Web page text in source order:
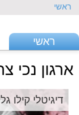
ראשי
ראשי
ארגון נכי
דיגיטלי קילו